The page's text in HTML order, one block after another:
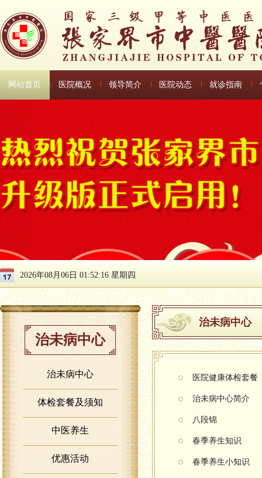
网站首页 医院概况 领导简介 医院动态 就诊指南
2026年08月06日 01:52:16 星期四
治未病中心
治未病中心
体检套餐及须知
中医养生
优惠活动
治未病中心
医院健康体检套餐
治未病中心简介
八段锦
春季养生知识
春季养生小知识